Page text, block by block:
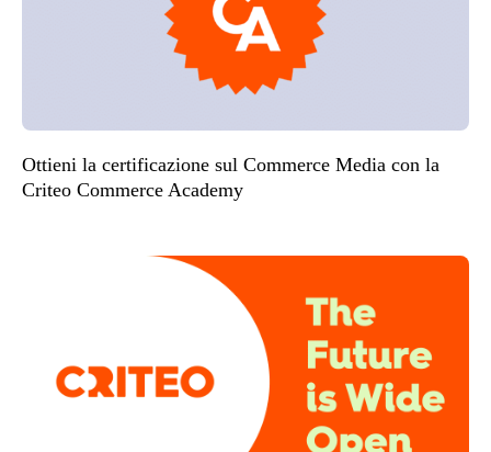
Ottieni la certificazione sul Commerce Media con la
Criteo Commerce Academy